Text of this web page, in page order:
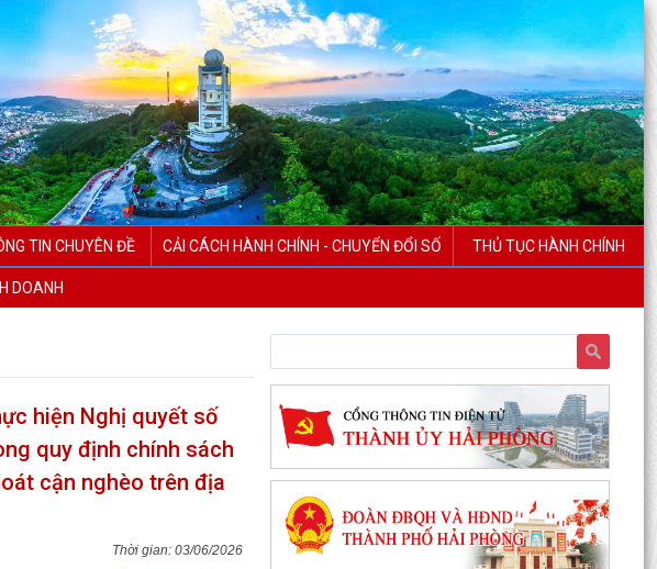
TIN CHUYÊN ĐỀ CẢI CÁCH HÀNH CHÍNH - CHUYỂN ĐỔI SỐ THỦ TỤC HÀNH CHÍNH
DOANH
hiện Nghị quyết số
quy định chính sách
cận nghèo trên địa
03/06/2026